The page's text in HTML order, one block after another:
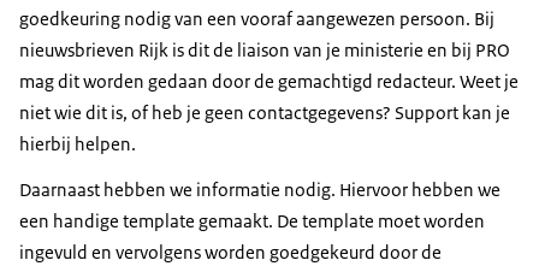
goedkeuring nodig van een vooraf aangewezen persoon. Bij
nieuwsbrieven Rijk is dit de liaison van je ministerie en bij PRO
mag dit worden gedaan door de gemachtigd redacteur. Weet je
niet wie dit is, of heb je geen contactgegevens? Support kan je
hierbij helpen.
Daarnaast hebben we informatie nodig. Hiervoor hebben we
een handige template gemaakt. De template moet worden
ingevuld en vervolgens worden goedgekeurd door de